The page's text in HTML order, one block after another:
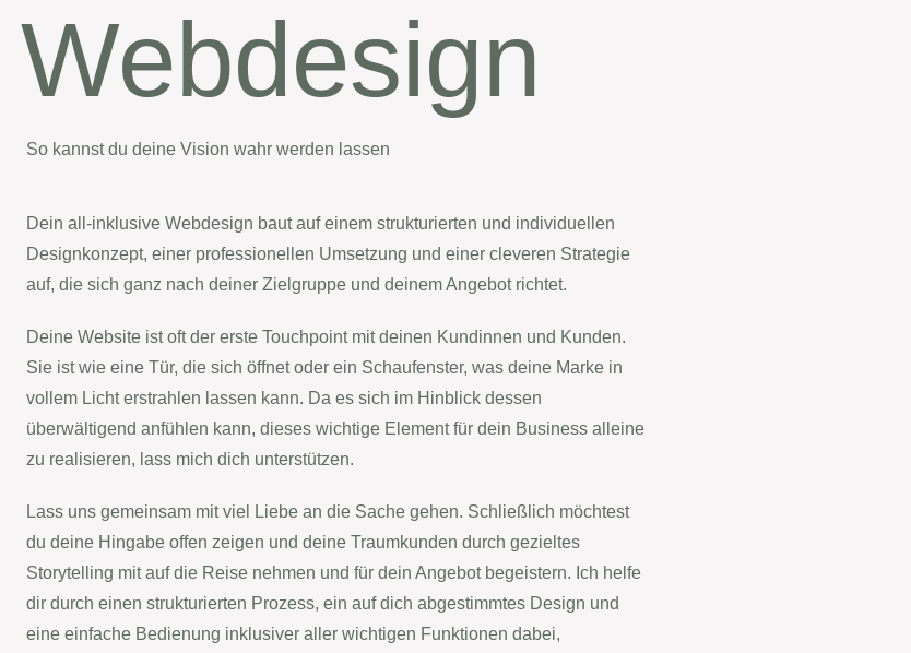
Webdesign
So kannst du deine Vision wahr werden lassen
Dein all-inklusive Webdesign baut auf einem strukturierten und individuellen
Designkonzept, einer professionellen Umsetzung und einer cleveren Strategie
auf, die sich ganz nach deiner Zielgruppe und deinem Angebot richtet.
Deine Website ist oft der erste Touchpoint mit deinen Kundinnen und Kunden.
Sie ist wie eine Tür, die sich öffnet oder ein Schaufenster, was deine Marke in
vollem Licht erstrahlen lassen kann. Da es sich im Hinblick dessen
überwältigend anfühlen kann, dieses wichtige Element für dein Business alleine
zu realisieren, lass mich dich unterstützen.
Lass uns gemeinsam mit viel Liebe an die Sache gehen. Schließlich möchtest
du deine Hingabe offen zeigen und deine Traumkunden durch gezieltes
Storytelling mit auf die Reise nehmen und für dein Angebot begeistern. Ich helfe
dir durch einen strukturierten Prozess, ein auf dich abgestimmtes Design und
eine einfache Bedienung inklusiver aller wichtigen Funktionen dabei,